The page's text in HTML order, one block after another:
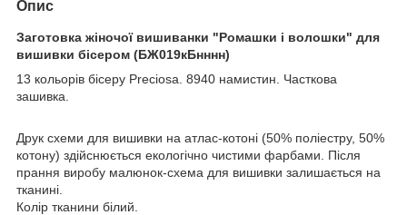
Опис
Заготовка жіночої вишиванки "Ромашки і волошки" для
вишивки бісером (БЖ019кБнннн)
13 кольорів бісеру Preciosa. 8940 намистин. Часткова
зашивка.
Друк схеми для вишивки на атлас-котоні (50% поліестру, 50%
котону) здійcнюється екологічно чистими фарбами. Після
прання виробу малюнок-схема для вишивки залишається на
тканині.
Колір тканини білий.